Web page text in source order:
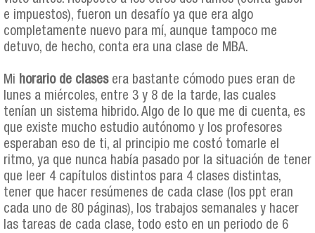
e impuestos), fueron un desafío ya que era algo
completamente nuevo para mí, aunque tampoco me
detuvo, de hecho, conta era una clase de MBA.
Mi horario de clasesera bastante cómodo pues eran de
lunes a miércoles, entre 3 y 8 de la tarde, las cuales
tenían un sistema hibrido. Algo de lo que me di cuenta, es
que existe mucho estudio autónomo y los profesores
esperaban eso de ti, al principio me costó tomarle el
ritmo, ya que nunca había pasado por la situación de tener
que leer 4 capítulos distintos para 4 clases distintas,
tener que hacer resúmenes de cada clase (los ppt eran
cada uno de 80 páginas), los trabajos semanales y hacer
las tareas de cada clase, todo esto en un periodo de 6